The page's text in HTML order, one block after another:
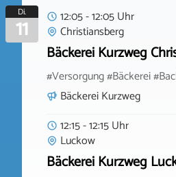
Di.
11
12:05 - 12:05 Uhr
Christiansberg
Bäckerei Kurzweg
#Versorgung #Bäckerei
Bäckerei Kurzweg
12:15 - 12:15 Uhr
Luckow
Bäckerei Kurzweg